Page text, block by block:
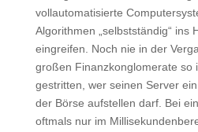
vollautomatisierte
Algorithmen „selbstständig“ ins
eingreifen. Noch nie in der
großen Finanzkonglomerate so
gestritten, wer seinen Server
der Börse aufstellen darf. Bei
oftmals nur im